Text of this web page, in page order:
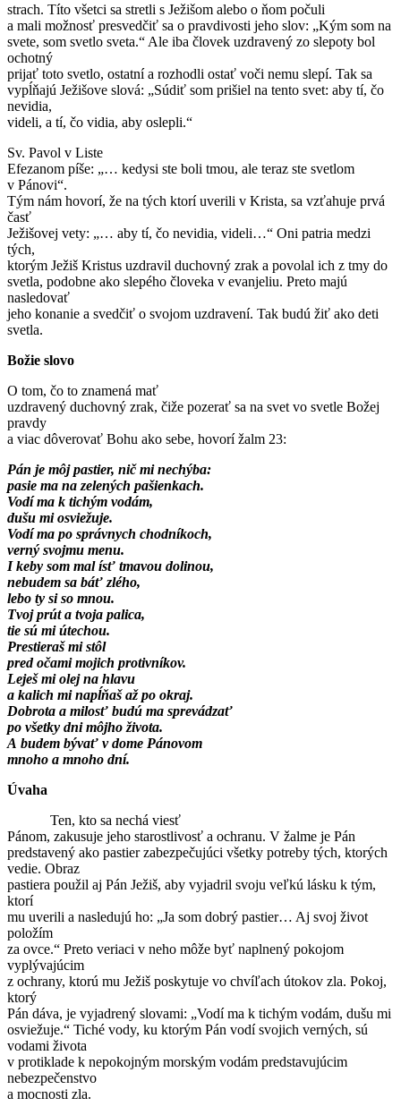
strach. Títo všetci sa stretli s Ježišom alebo o ňom počuli
a mali možnosť presvedčiť sa o pravdivosti jeho slov: „Kým som na
svete, som svetlo sveta.“ Ale iba človek uzdravený zo slepoty bol
ochotný
prijať toto svetlo, ostatní a rozhodli ostať voči nemu slepí. Tak sa
vypĺňajú Ježišove slová: „Súdiť som prišiel na tento svet: aby tí, čo
nevidia,
videli, a tí, čo vidia, aby oslepli.“
Sv. Pavol v Liste
Efezanom píše: „… kedysi ste boli tmou, ale teraz ste svetlom
v Pánovi“.
Tým nám hovorí, že na tých ktorí uverili v Krista, sa vzťahuje prvá
časť
Ježišovej vety: „… aby tí, čo nevidia, videli…“ Oni patria medzi
tých,
ktorým Ježiš Kristus uzdravil duchovný zrak a povolal ich z tmy do
svetla, podobne ako slepého človeka v evanjeliu. Preto majú
nasledovať
jeho konanie a svedčiť o svojom uzdravení. Tak budú žiť ako deti
svetla.
Božie slovo
O tom, čo to znamená mať
uzdravený duchovný zrak, čiže pozerať sa na svet vo svetle Božej
pravdy
a viac dôverovať Bohu ako sebe, hovorí žalm 23:
Pán je môj pastier, nič mi nechýba:
pasie ma na zelených pašienkach.
Vodí ma k tichým vodám,
dušu mi osviežuje.
Vodí ma po správnych chodníkoch,
verný svojmu menu.
I keby som mal ísť tmavou dolinou,
nebudem sa báť zlého,
lebo ty si so mnou.
Tvoj prút a tvoja palica,
tie sú mi útechou.
Prestieraš mi stôl
pred očami mojich protivníkov.
Leješ mi olej na hlavu
a kalich mi napĺňaš až po okraj.
Dobrota a milosť budú ma sprevádzať
po všetky dni môjho života.
A budem bývať v dome Pánovom
mnoho a mnoho dní.
Úvaha
Ten, kto sa nechá viesť
Pánom, zakusuje jeho starostlivosť a ochranu. V žalme je Pán
predstavený ako pastier zabezpečujúci všetky potreby tých, ktorých
vedie. Obraz
pastiera použil aj Pán Ježiš, aby vyjadril svoju veľkú lásku k tým,
ktorí
mu uverili a nasledujú ho: „Ja som dobrý pastier… Aj svoj život
položím
za ovce.“ Preto veriaci v neho môže byť naplnený pokojom
vyplývajúcim
z ochrany, ktorú mu Ježiš poskytuje vo chvíľach útokov zla. Pokoj,
ktorý
Pán dáva, je vyjadrený slovami: „Vodí ma k tichým vodám, dušu mi
osviežuje.“ Tiché vody, ku ktorým Pán vodí svojich verných, sú
vodami života
v protiklade k nepokojným morským vodám predstavujúcim
nebezpečenstvo
a mocnosti zla.